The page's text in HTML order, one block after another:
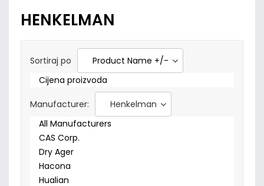
HENKELMAN
Sortiraj po
Product Name +/-
Cijena proizvoda
Manufacturer:
Henkelman
All Manufacturers
CAS Corp.
Dry Ager
Hacona
Hualian